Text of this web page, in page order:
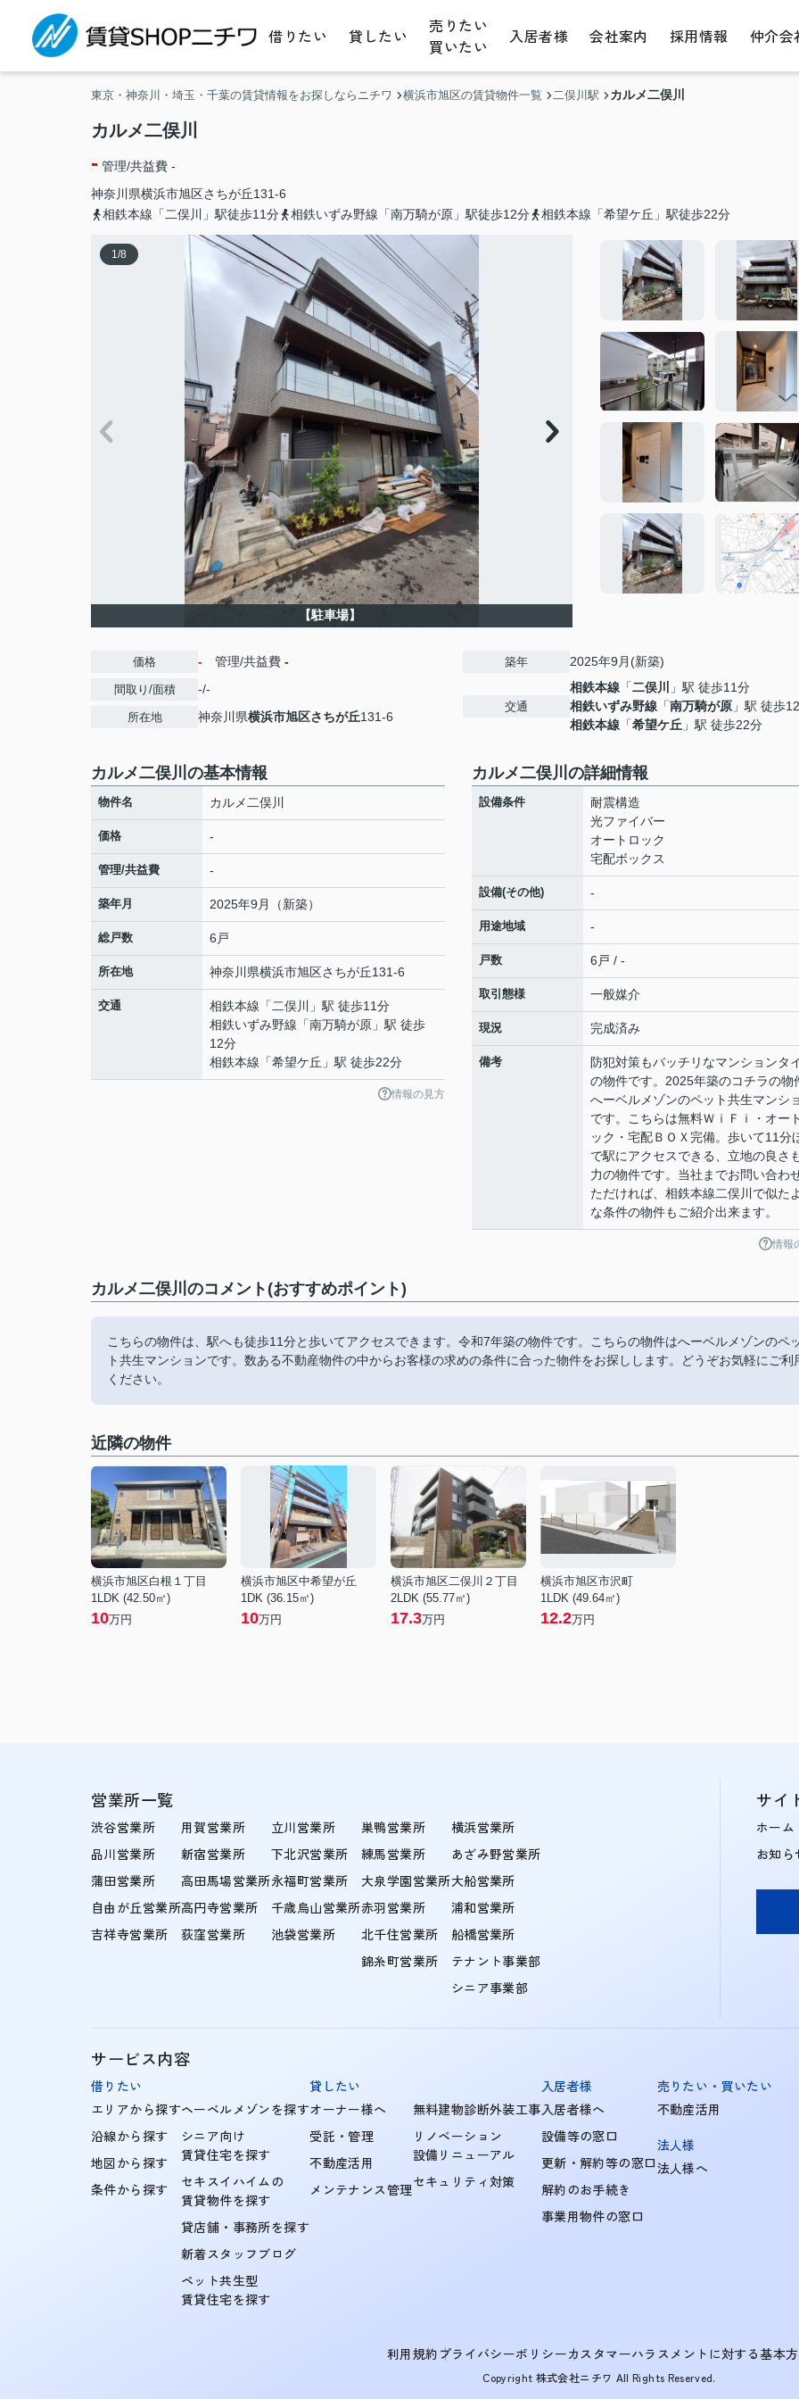
借りたい 貸したい
売りたい
買いたい
入居者様 会社案内 採用情報 仲介会
東京・神奈川・埼玉・千葉の賃貸情報をお探しならニチワ 横浜市旭区の賃貸物件一覧 二俣川駅 カルメ二俣川
カルメ二俣川
- 管理/共益費 -
神奈川県横浜市旭区さちが丘131-6
相鉄本線「二俣川」駅徒歩11分
相鉄いずみ野線「南万騎が原」駅徒歩12分 相鉄本線「希望ケ丘」駅徒歩22分
1/8
【駐車場】
価格 - 管理/共益費 -
間取り/面積 -/-
所在地 神奈川県横浜市旭区さちが丘131-6
築年 2025年9月(新築)
交通
相鉄本線 「二俣川
」駅 徒歩11分
相鉄いずみ野線 「南万騎が原 」駅 徒歩
相鉄本線 「希望ケ丘 」駅 徒歩22分
カルメ二俣川の基本情報
物件名 カルメ二俣川
価格 -
管理/共益費 -
築年月 2025年9月（新築）
総戸数 6戸
所在地 神奈川県横浜市旭区さちが丘131-6
交通 相鉄本線 「 二俣川
」駅 徒歩11分
相鉄いずみ野線 「南万騎が原 」駅 徒歩
12分
相鉄本線 「希望ケ丘 」駅 徒歩22分
情報の見方
カルメ二俣川の詳細情報
設備条件
耐震構造
光ファイバー
オートロック
宅配ボックス
設備(その他) -
用途地域 -
戸数 6戸 / -
取引態様 一般媒介
現況 完成済み
備考
防犯対策もバッチリなマンションタ
の物件です。2025年築のコチラの物
へーベルメゾンのペット共生マンシ
です。こちらは無料ＷｉＦｉ・オー
ック・宅配ＢＯＸ完備。歩いて11分
で駅にアクセスできる、立地の良さ
力の物件です。当社までお問い合わ
ただければ、相鉄本線二俣川で似た
な条件の物件もご紹介出来ます。
情報
カルメ二俣川のコメント(おすすめポイント)
こちらの物件は、駅へも徒歩11分と歩いてアクセスできます。令和7年築の物件です。こちらの物件はへーベルメゾンのペ
ト共生マンションです。数ある不動産物件の中からお客様の求めの条件に合った物件をお探しします。どうぞお気軽にご利
ください。
近隣の物件
横浜市旭区白根１丁目
1LDK (42.50㎡)
10万円
横浜市旭区中希望が丘
1DK (36.15㎡)
10万円
横浜市旭区二俣川２丁目
2LDK (55.77㎡)
17.3万円
横浜市旭区市沢町
1LDK (49.64㎡)
12.2万円
営業所一覧
渋谷営業所
品川営業所
蒲田営業所
自由が丘営業所
吉祥寺営業所
用賀営業所
新宿営業所
高田馬場営業所
高円寺営業所
荻窪営業所
立川営業所
下北沢営業所
永福町営業所
千歳烏山営業所
池袋営業所
巣鴨営業所
練馬営業所
大泉学園営業所
赤羽営業所
北千住営業所
錦糸町営業所
横浜営業所
あざみ野営業所
大船営業所
浦和営業所
船橋営業所
テナント事業部
シニア事業部
サイ
ホーム
お知ら
サービス内容
借りたい
エリアから探す
沿線から探す
地図から探す
条件から探す
ヘーベルメゾンを探す
シニア向け
賃貸住宅を探す
セキスイハイムの
賃貸物件を探す
貸店舗・事務所を探す
新着スタッフブログ
ペット共生型
賃貸住宅を探す
貸したい
オーナー様へ
受託・管理
不動産活用
メンテナンス管理
無料建物診断外装工事
リノベーション
設備リニューアル
セキュリティ対策
入居者様
入居者様へ
設備等の窓口
更新・解約等の窓口
解約のお手続き
事業用物件の窓口
売りたい・買いたい
不動産活用
法人様
法人様へ
利用規約 プライバシーポリシーカスタマーハラスメントに対する基本
Copyright 株式会社ニチワ All Rights Reserved.